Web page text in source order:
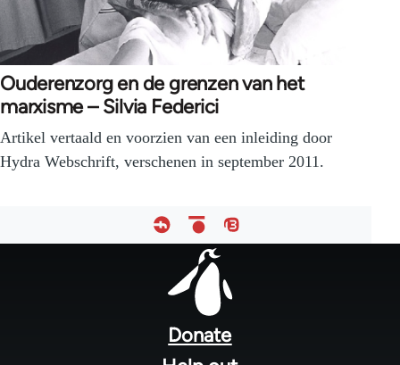
Ouderenzorg en de grenzen van het
marxisme – Silvia Federici
Artikel vertaald en voorzien van een inleiding door
Hydra Webschrift, verschenen in september 2011.
Donate